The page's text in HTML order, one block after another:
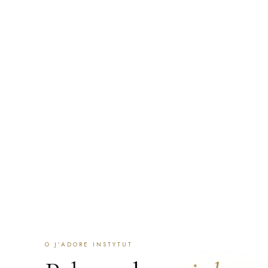
O J’ADORE INSTYTUT